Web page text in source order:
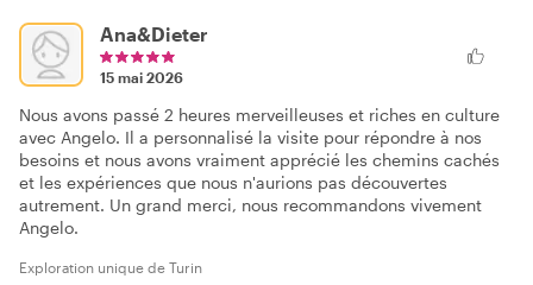
Ana&Dieter
15 mai 2026
Nous avons passé 2 heures merveilleuses et riches en culture
avec Angelo. Il a personnalisé la visite pour répondre à nos
besoins et nous avons vraiment apprécié les chemins cachés
et les expériences que nous n'aurions pas découvertes
autrement. Un grand merci, nous recommandons vivement
Angelo.
Exploration unique de Turin